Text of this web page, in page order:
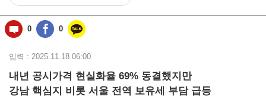
동)
0 0
입력 : 2025.11.18 06:00
내년 공시가격 현실화율 69% 동결했지만
강남 핵심지 비롯 서울 전역 보유세 부담 급등